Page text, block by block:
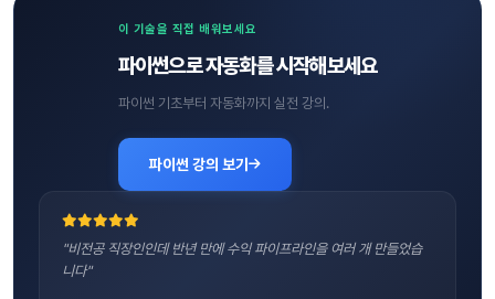
이 기술을 직접 배워보세요
파이썬으로 자동화를 시작해보세요
파이썬 기초부터 자동화까지 실전 강의.
파이썬 강의 보기
"비전공 직장인인데 반년 만에 수익 파이프라인을 여러 개 만들었습
니다"